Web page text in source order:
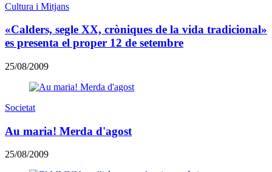
Cultura i Mitjans
«Calders, segle XX, cròniques de la vida tradicional»
es presenta el proper 12 de setembre
25/08/2009
Societat
Au maria! Merda d'agost
25/08/2009